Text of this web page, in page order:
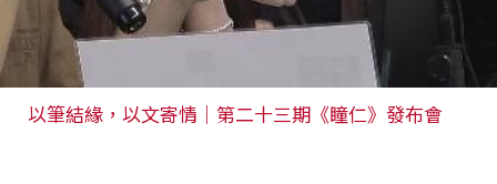
以筆結緣，以文寄情｜第二十三期《瞳仁》發布會